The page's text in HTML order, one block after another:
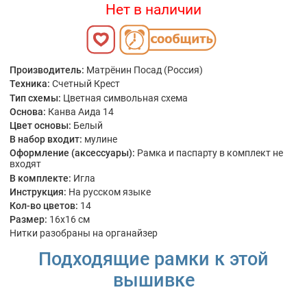
Нет в наличии
Производитель: Матрёнин Посад (Россия)
Техника: Счетный Крест
Тип схемы: Цветная символьная схема
Основа: Канва Аида 14
Цвет основы: Белый
В набор входит: мулине
Оформление (аксессуары): Рамка и паспарту в комплект не
входят
В комплекте: Игла
Инструкция: На русском языке
Кол-во цветов: 14
Размер: 16x16 см
Нитки разобраны на органайзер
Подходящие рамки к этой
вышивке